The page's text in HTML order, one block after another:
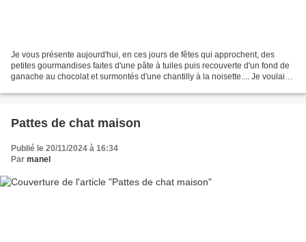
Je vous présente aujourd'hui, en ces jours de fêtes qui approchent, des
petites gourmandises faites d'une pâte à tuiles puis recouverte d'un fond de
ganache au chocolat et surmontés d'une chantilly à la noisette.... Je voulais
Pattes de chat maison
Publié le 20/11/2024 à 16:34
Par manel